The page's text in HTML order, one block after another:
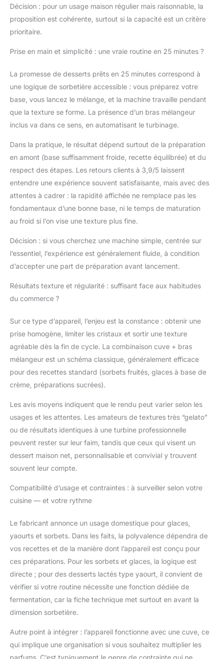
Qu'il s'agisse de noix
croquantes, de pépites
juteux, chaque
INSTANTANÉ : grâce à
sa facilité d'utilisation,
vos délices glacés sont
prêts en 25 minutes
seulement - il suffit
d'allumer l'appareil et
d'ajouter des
ingrédients pour
savourer vos desserts
glacés. GOÛT
INCROYABLE : Profitez
d'un goût et d'une
incomparables grâce à
l'utilisation
contrôlez totalement le
goût et les ingrédients
pour des desserts sur
EN FAMILLE GARANTI :
capacité de 2 litres, est
une véritable affaire de
famille. Rassemblez
vos amis pour une
expérience
spectaculaire qui fera
sourire tout le monde
Décision : pour un usage maison régulier mais raisonnable, la
proposition est cohérente, surtout si la capacité est un critère
prioritaire.
Prise en main et simplicité : une vraie routine en 25 minutes ?
La promesse de desserts prêts en 25 minutes correspond à
une logique de sorbetière accessible : vous préparez votre
base, vous lancez le mélange, et la machine travaille pendant
que la texture se forme. La présence d’un bras mélangeur
inclus va dans ce sens, en automatisant le turbinage.
Dans la pratique, le résultat dépend surtout de la préparation
en amont (base suffisamment froide, recette équilibrée) et du
respect des étapes. Les retours clients à 3,9/5 laissent
entendre une expérience souvent satisfaisante, mais avec des
attentes à cadrer : la rapidité affichée ne remplace pas les
fondamentaux d’une bonne base, ni le temps de maturation
au froid si l’on vise une texture plus fine.
Décision : si vous cherchez une machine simple, centrée sur
l’essentiel, l’expérience est généralement fluide, à condition
d’accepter une part de préparation avant lancement.
Résultats texture et régularité : suffisant face aux habitudes
du commerce ?
Sur ce type d’appareil, l’enjeu est la constance : obtenir une
prise homogène, limiter les cristaux et sortir une texture
agréable dès la fin de cycle. La combinaison cuve + bras
mélangeur est un schéma classique, généralement efficace
pour des recettes standard (sorbets fruités, glaces à base de
crème, préparations sucrées).
Les avis moyens indiquent que le rendu peut varier selon les
usages et les attentes. Les amateurs de textures très “gelato”
ou de résultats identiques à une turbine professionnelle
peuvent rester sur leur faim, tandis que ceux qui visent un
dessert maison net, personnalisable et convivial y trouvent
souvent leur compte.
Compatibilité d’usage et contraintes : à surveiller selon votre
cuisine — et votre rythme
Le fabricant annonce un usage domestique pour glaces,
yaourts et sorbets. Dans les faits, la polyvalence dépendra de
vos recettes et de la manière dont l’appareil est conçu pour
ces préparations. Pour les sorbets et glaces, la logique est
directe ; pour des desserts lactés type yaourt, il convient de
vérifier si votre routine nécessite une fonction dédiée de
fermentation, car la fiche technique met surtout en avant la
dimension sorbetière.
Autre point à intégrer : l’appareil fonctionne avec une cuve, ce
qui implique une organisation si vous souhaitez multiplier les
parfums. C’est typiquement le genre de contrainte qui ne